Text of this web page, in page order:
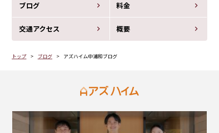
ブログ 料金
交通アクセス 概要
トップ ブログ アズハイム中浦和ブログ